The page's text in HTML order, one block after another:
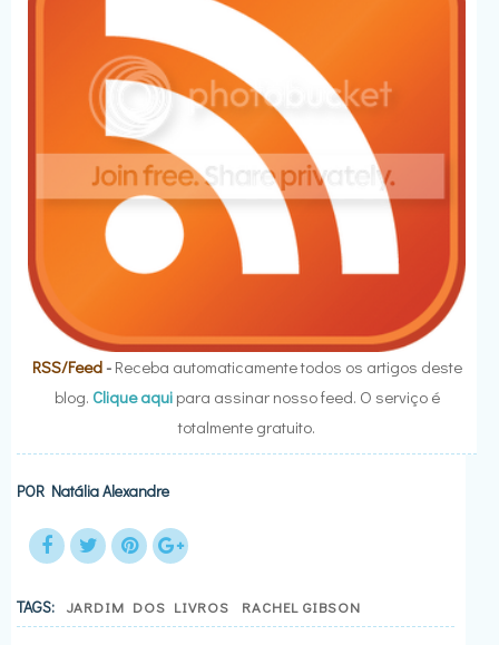
RSS/Feed- Receba automaticamente todos os artigos deste
blog. Clique aquipara assinar nosso feed. O serviço é
totalmente gratuito.
POR Natália Alexandre
TAGS: JARDIM DOS LIVROS RACHEL GIBSON